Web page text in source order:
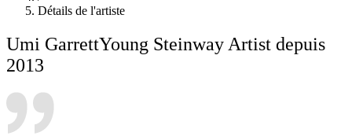
Détails de l'artiste
Umi GarrettYoung Steinway Artist depuis
2013